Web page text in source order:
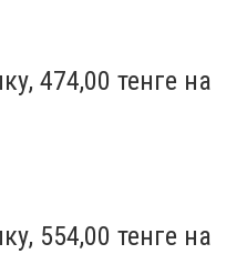
474,00 тенге на
554,00 тенге на